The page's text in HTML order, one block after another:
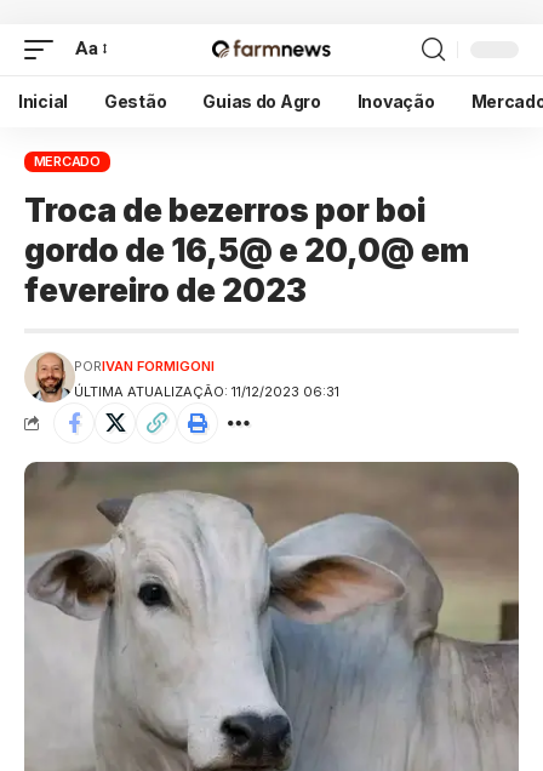
Aa
Inicial Gestão Guias do Agro Inovação
MERCADO
Troca de bezerros por boi
gordo de 16,5@ e 20,0@ em
fevereiro de 2023
ÚLTIMA ATUALIZAÇÃO: 11/12/2023 06:31
PORIVAN FORMIGONI